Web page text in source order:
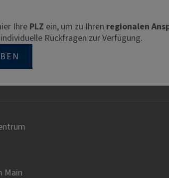
Ihre PLZ ein, um zu Ihren regionalen
Rückfragen zur Verfügung.
Main